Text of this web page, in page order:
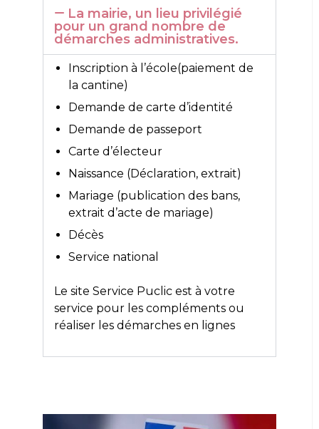
La mairie, un lieu privilégié
pour un grand nombre de
démarches administratives.
Inscription à l’école(paiement de
la cantine)
Demande de carte d’identité
Demande de passeport
Carte d’électeur
Naissance (Déclaration, extrait)
Mariage (publication des bans,
extrait d’acte de mariage)
Décès
Service national
Le site Service Puclic est à votre
service pour les compléments ou
réaliser les démarches en lignes